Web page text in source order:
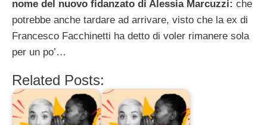
nome del nuovo fidanzato di Alessia Marcuzzi: che
potrebbe anche tardare ad arrivare, visto che la ex di
Francesco Facchinetti ha detto di voler rimanere sola
per un po’…
Related Posts: